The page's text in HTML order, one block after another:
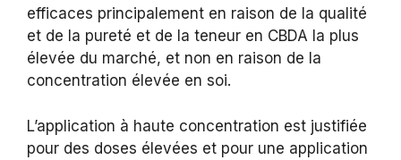
efficaces principalement en raison de la qualité
et de la pureté et de la teneur en CBDA la plus
élevée du marché, et non en raison de la
concentration élevée en soi.
L’application à haute concentration est justifiée
pour des doses élevées et pour une application